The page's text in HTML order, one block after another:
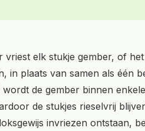
vriest elk stukje gember, of
in plaats van samen als één
de gember binnen
de stukjes rieselvrij
invriezen ontstaan,